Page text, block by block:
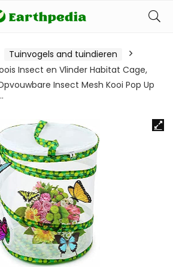
Tuinvogels and tuindieren
Insect en Vlinder Habitat Cage,
Insect Mesh Kooi Pop Up